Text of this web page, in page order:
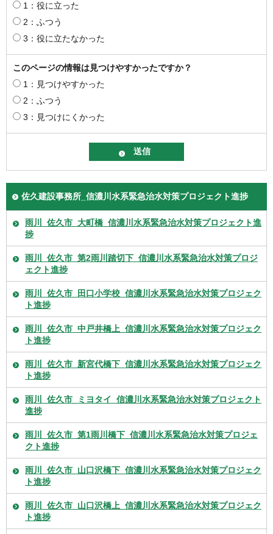
1：役に立った
2：ふつう
3：役に立たなかった
このページの情報は見つけやすかったですか？
1：見つけやすかった
2：ふつう
3：見つけにくかった
佐久建設事務所_信濃川水系緊急治水対策プロジェクト進捗
雨川_佐久市_大町橋_信濃川水系緊急治水対策プロジェクト進
捗
雨川_佐久市_第2雨川踏切下_信濃川水系緊急治水対策プロジ
ェクト進捗
雨川_佐久市_田口小学校_信濃川水系緊急治水対策プロジェク
ト進捗
雨川_佐久市_中戸井橋上_信濃川水系緊急治水対策プロジェク
ト進捗
雨川_佐久市_新宮代橋下_信濃川水系緊急治水対策プロジェク
ト進捗
雨川_佐久市_ミヨタイ_信濃川水系緊急治水対策プロジェクト
進捗
雨川_佐久市_第1雨川橋下_信濃川水系緊急治水対策プロジェ
クト進捗
雨川_佐久市_山口沢橋下_信濃川水系緊急治水対策プロジェク
ト進捗
雨川_佐久市_山口沢橋上_信濃川水系緊急治水対策プロジェク
ト進捗